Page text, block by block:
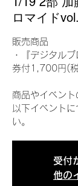
ロマイド
販売商品
・『デジタル
券付1,700円(
商品やイベン
以下イベント
い。
受付
他の